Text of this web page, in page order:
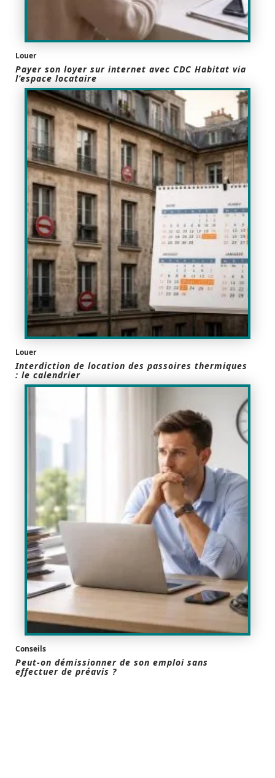
Louer
Payer son loyer sur internet avec CDC Habitat via
l’espace locataire
Louer
Interdiction de location des passoires thermiques
: le calendrier
Conseils
Peut-on démissionner de son emploi sans
effectuer de préavis ?